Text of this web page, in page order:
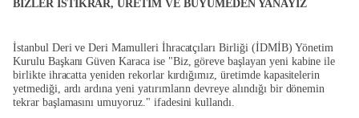
BİZLER İSTİKRAR, ÜRETİM VE BÜYÜMEDEN YANAYIZ
İstanbul Deri ve Deri Mamulleri İhracatçıları Birliği (İDMİB) Yönetim
Kurulu Başkanı Güven Karaca ise "Biz, göreve başlayan yeni kabine ile
birlikte ihracatta yeniden rekorlar kırdığımız, üretimde kapasitelerin
yetmediği, ardı ardına yeni yatırımların devreye alındığı bir dönemin
tekrar başlamasını umuyoruz." ifadesini kullandı.